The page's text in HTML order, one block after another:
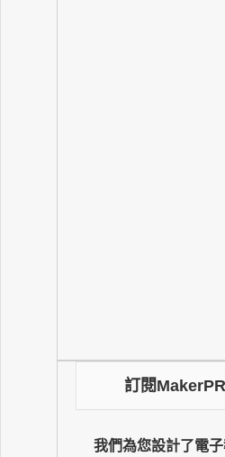
訂閱
我們為您設計了電